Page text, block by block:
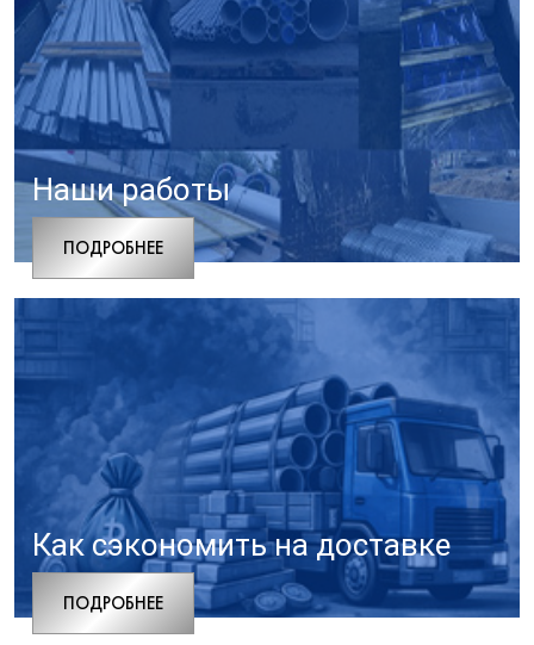
Наши работы
ПОДРОБНЕЕ
Как сэкономить на доставке
ПОДРОБНЕЕ